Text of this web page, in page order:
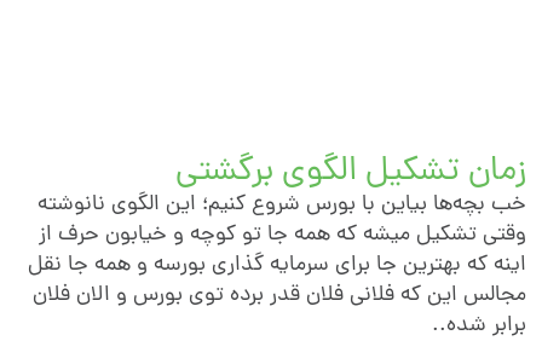
تشکیل الگوی برگشتی
بچه‌ها بیاین با بورس شروع کنیم؛ این الگوی نانوشته
تشکیل میشه که همه جا تو کوچه و خیابون حرف از
که بهترین جا برای سرمایه گذاری بورسه و همه جا نقل
این که فلانی فلان قدر برده توی بورس و الان فلان
شده..